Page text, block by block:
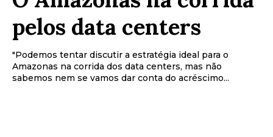
pelos data centers
"Podemos tentar discutir a estratégia ideal para o
Amazonas na corrida dos data centers, mas não
sabemos nem se vamos dar conta do acréscimo...